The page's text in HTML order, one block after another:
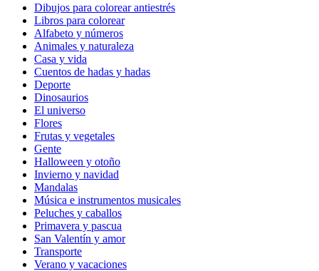
Dibujos para colorear antiestrés
Libros para colorear
Alfabeto y números
Animales y naturaleza
Casa y vida
Cuentos de hadas y hadas
Deporte
Dinosaurios
El universo
Flores
Frutas y vegetales
Gente
Halloween y otoño
Invierno y navidad
Mandalas
Música e instrumentos musicales
Peluches y caballos
Primavera y pascua
San Valentín y amor
Transporte
Verano y vacaciones